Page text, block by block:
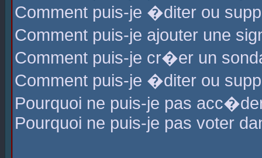
Comment puis-je �diter ou
Comment puis-je ajouter une
Comment puis-je cr�er un
Comment puis-je �diter ou
Pourquoi ne puis-je pas
Pourquoi ne puis-je pas voter